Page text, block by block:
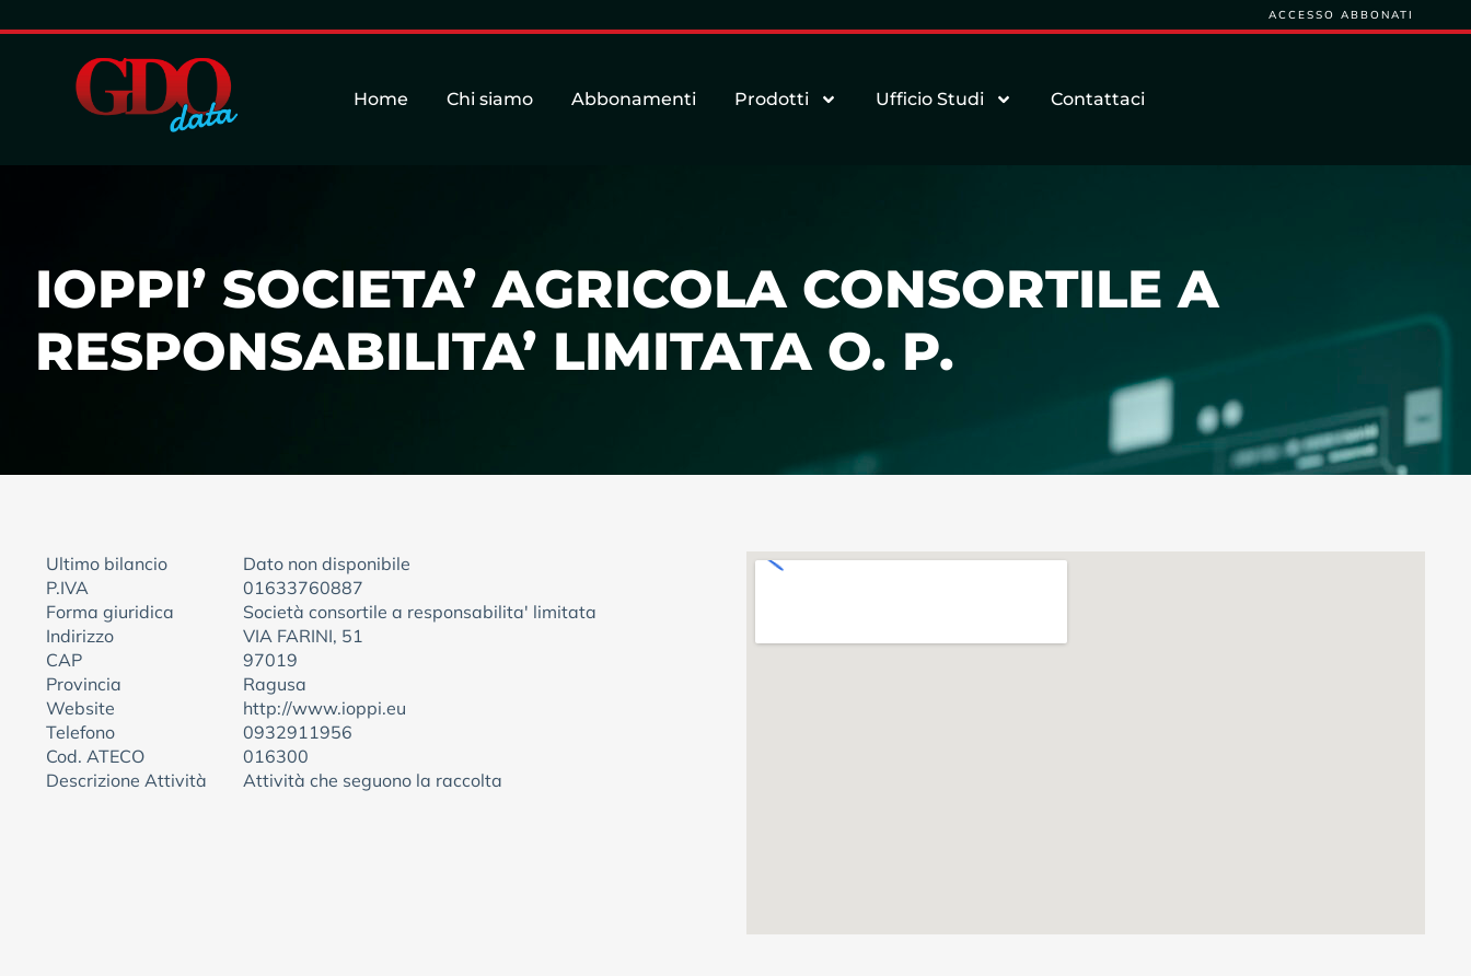
ACCESSO ABBONATI
Home Chi siamo Abbonamenti Prodotti Ufficio Studi Contattaci
IOPPI’ SOCIETA’ AGRICOLA CONSORTILE A
RESPONSABILITA’ LIMITATA O. P.
Ultimo bilancio
Dato non disponibile
P.IVA
01633760887
Forma giuridica
Società consortile a responsabilita' limitata
Indirizzo
VIA FARINI, 51
CAP
97019
Provincia
Ragusa
Website
http://www.ioppi.eu
Telefono
0932911956
Cod. ATECO
016300
Descrizione Attività
Attività che seguono la raccolta